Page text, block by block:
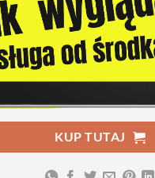
KUP TUTAJ